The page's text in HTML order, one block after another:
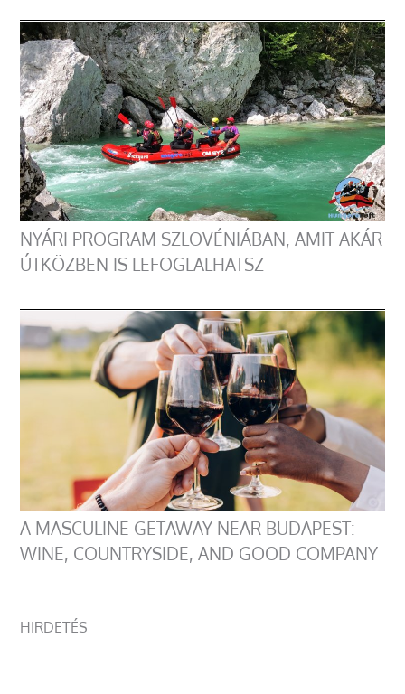
NYÁRI PROGRAM SZLOVÉNIÁBAN, AMIT AKÁR
ÚTKÖZBEN IS LEFOGLALHATSZ
A MASCULINE GETAWAY NEAR BUDAPEST:
WINE, COUNTRYSIDE, AND GOOD COMPANY
HIRDETÉS